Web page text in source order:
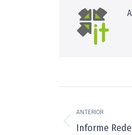
ANTERIOR
Informe